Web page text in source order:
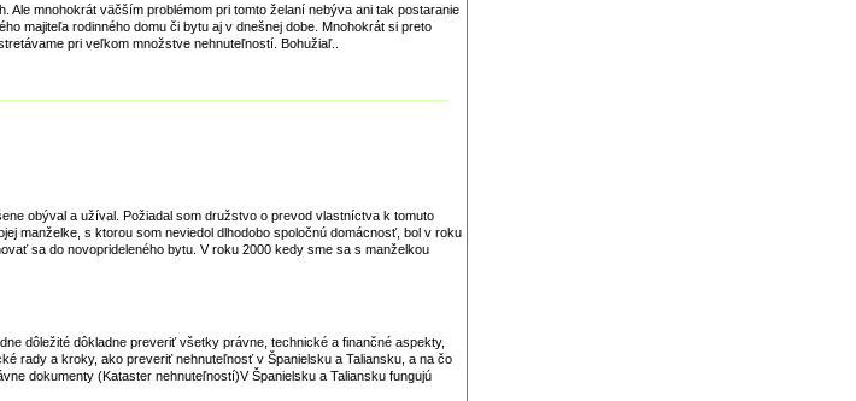
mnohokrát väčším problémom pri tomto želaní nebýva ani tak postaranie
majiteľa rodinného domu či bytu aj v dnešnej dobe. Mnohokrát si preto
pri veľkom množstve nehnuteľností. Bohužiaľ..
obýval a užíval. Požiadal som družstvo o prevod vlastníctva k tomuto
manželke, s ktorou som neviedol dlhodobo spoločnú domácnosť, bol v roku
sa do novoprideleného bytu. V roku 2000 kedy sme sa s manželkou
dôležité dôkladne preveriť všetky právne, technické a finančné aspekty,
rady a kroky, ako preveriť nehnuteľnosť v Španielsku a Taliansku, a na čo
dokumenty (Kataster nehnuteľností)V Španielsku a Taliansku fungujú